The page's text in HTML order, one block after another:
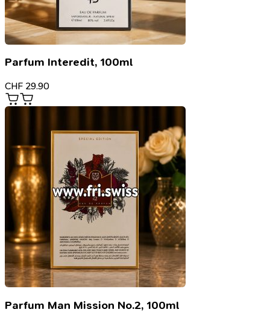
Parfum Interedit, 100ml
CHF 29.90
Parfum Man Mission No.2, 100ml